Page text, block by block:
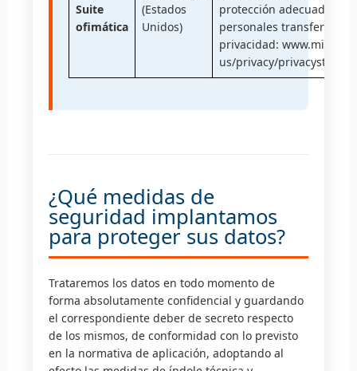
Suite
ofimática
(Estados
Unidos)
protección adecuado de
personales transferidos.
privacidad:
us/privacy/
¿Qué medidas de
seguridad implantamos
para proteger sus datos?
Trataremos los datos en todo momento de
forma absolutamente confidencial y guardando
el correspondiente deber de secreto respecto
de los mismos, de conformidad con lo previsto
en la normativa de aplicación, adoptando al